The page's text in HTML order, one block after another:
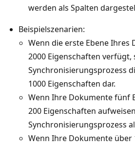
werden als Spalten
Beispielszenarien:
Wenn die erste Ebene Ihres
2000 Eigenschaften verfügt,
Synchronisierungsprozess
1000 Eigenschaften dar.
Wenn Ihre Dokumente fünf
200 Eigenschaften
Synchronisierungsprozess
Wenn Ihre Dokumente über